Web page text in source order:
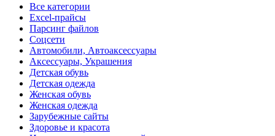
Все категории
Excel-прайсы
Парсинг файлов
Соцсети
Автомобили, Автоаксессуары
Аксессуары, Украшения
Детская обувь
Детская одежда
Женская обувь
Женская одежда
Зарубежные сайты
Здоровье и красота